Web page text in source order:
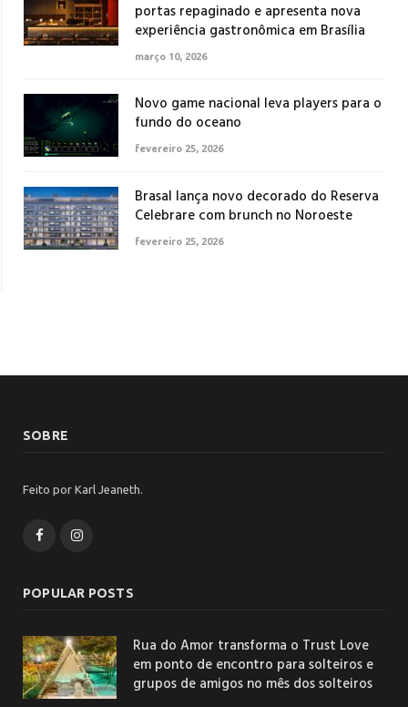
portas repaginado e apresenta nova
experiência gastronômica em Brasília
março 10, 2026
Novo game nacional leva players para o
fundo do oceano
fevereiro 25, 2026
Brasal lança novo decorado do Reserva
Celebrare com brunch no Noroeste
fevereiro 25, 2026
SOBRE
Feito por Karl Jeaneth.
FacebookInstagram
POPULAR POSTS
Rua do Amor transforma o Trust Love
em ponto de encontro para solteiros e
grupos de amigos no mês dos solteiros